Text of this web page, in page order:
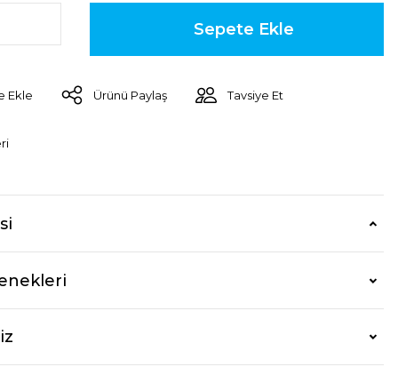
Sepete Ekle
Ürünü Paylaş Tavsiye Et